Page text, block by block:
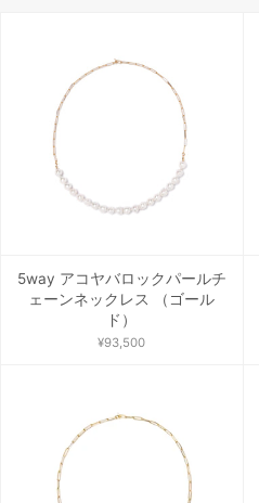
5way アコヤバロックパールチ
ェーンネックレス （ゴール
ド）
¥93,500